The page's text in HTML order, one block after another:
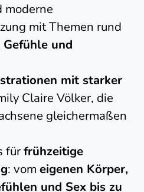
moderne
mit Themen rund
und
mit starker
Claire Völker, die
gleichermaßen
fürfrühzeitige
: vom eigenen Körper,
und Sex bis zu